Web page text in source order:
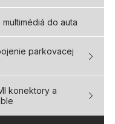
do auta
parkovacej
konektory a